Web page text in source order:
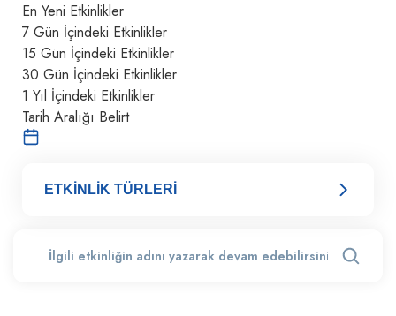
En Yeni Etkinlikler
7 Gün İçindeki Etkinlikler
15 Gün İçindeki Etkinlikler
30 Gün İçindeki Etkinlikler
1 Yıl İçindeki Etkinlikler
Tarih Aralığı Belirt
ETKİNLİK TÜRLERİ